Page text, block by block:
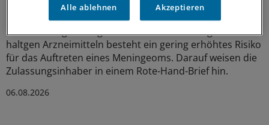
Meningeom assoziiert
Bei einer längerfristigen Einnahme von Desogestrel-
haltgen Arzneimitteln besteht ein gering erhöhtes Risiko
für das Auftreten eines Meningeoms. Darauf weisen die
Zulassungsinhaber in einem Rote-Hand-Brief hin.
06.08.2026
Alle ablehnen Akzeptieren